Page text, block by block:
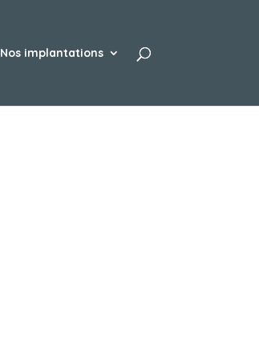
Nos implantations